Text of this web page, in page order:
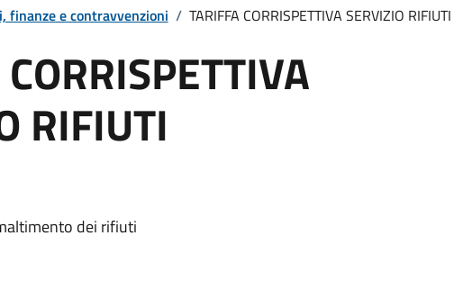
finanze e contravvenzioni / TARIFFA CORRISPETTIVA SERVIZIO RIFIUTI
RIFIUTI
dei rifiuti